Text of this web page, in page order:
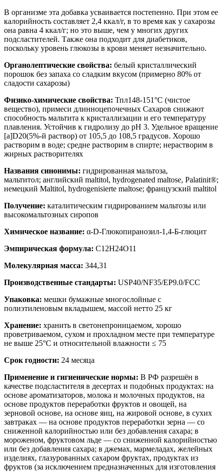
В организме эта добавка усваивается постепенно. При этом ее
калорийность составляет 2,4 ккал/г, в то время как у сахарозы
она равна 4 ккал/г; но это выше, чем у многих других
подсластителей. Также она подходит для диабетиков,
поскольку уровень глюкозы в крови меняет незначительно.
Органолептические свойства: белый кристаллический
порошок без запаха со сладким вкусом (примерно 80% от
сладости сахарозы)
Физико-химические свойства: Тпл148-151°С (чистое
вещество), примеси длинноцепочечных Сахаров снижают
способность мальтита к кристаллизации и его температуру
плавления. Устойчив к гидролизу до рН 3. Удельное вращение
[а]D20(5%-й раствор) от 105,5 до 108,5 градусов. Хорошо
растворим в воде; средне растворим в спирте; нерастворим в
жирных растворителях
Названия синонимы: гидрированная мальтоза,
мальтитол; английский maltitol, hydrogenated maltose, Palatinit®;
немецкий Maltitol, hydrogenisierte maltose; французский maltitol
Получение: каталитическим гидрированием мальтозы или
высокомальтозных сиропов
Химическое название: α-D-Глюкопиранозил-1,4-Б-глюцит
Эмпирическая формула: C12H24O11
Молекулярная масса: 344,31
Производственные стандарты: USP40/NF35/EP9.0/FCC
Упаковка: мешки бумажные многослойные с
полиэтиленовым вкладышем, массой нетто 25 кг
Хранение: хранить в светонепроницаемом, хорошо
проветриваемом, сухом и прохладном месте при температуре
не выше 25°С и относительной влажности ≤ 75
Срок годности: 24 месяца
Применение и гигиенические нормы: В РФ разрешён в
качестве подсластителя в десертах и подобных продуктах: на
основе ароматизаторов, молока и молочных продуктов, на
основе продуктов переработки фруктов и овощей, на
зерновой основе, на основе яиц, на жировой основе, в сухих
завтраках — на основе продуктов переработки зерна — со
сниженной калорийностью или без добавления сахара; в
мороженом, фруктовом льде — со сниженной калорийностью
или без добавления сахара; в джемах, мармеладах, желейных
изделиях, глазурованных сахаром фруктах, продуктах из
фруктов (за исключением предназначенных для изготовления